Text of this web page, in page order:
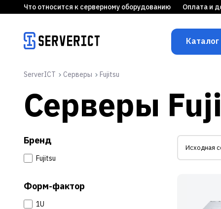
Что относится к серверному оборудованию Оплата и
Каталог
ServerICT Серверы Fujitsu
Серверы
Бренд
Fujitsu
Форм-фактор
1U